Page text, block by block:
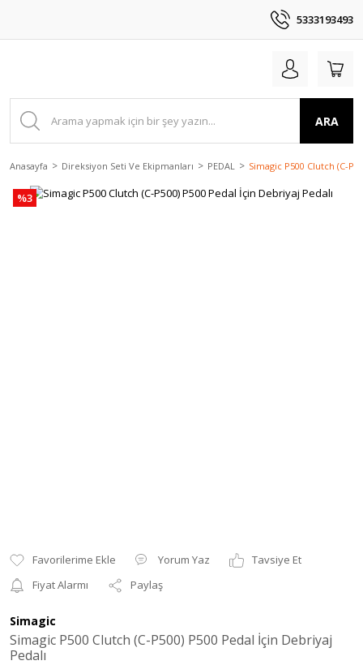
5333193493
ARA
Anasayfa Direksiyon Seti Ve Ekipmanları PEDAL Simagic P500 Clutch (C-
%3
Yorum Yaz
Tavsiye Et
Fiyat Alarmı
Paylaş
Simagic
Simagic P500 Clutch (C-P500) P500 Pedal İçin Debriyaj
Pedalı